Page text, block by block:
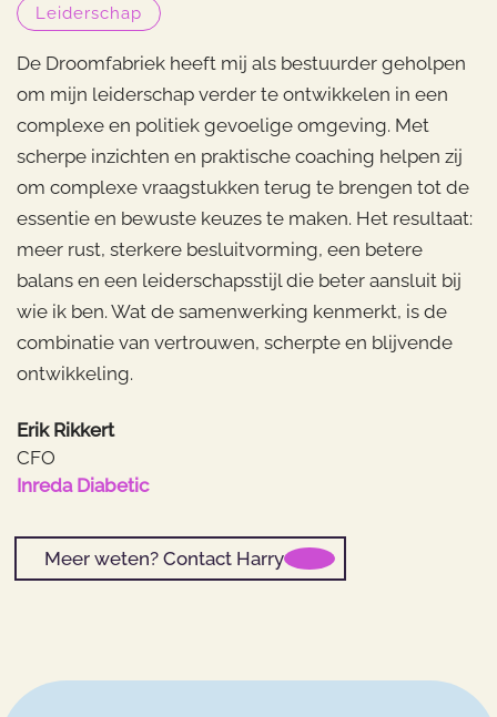
Leiderschap
De Droomfabriek heeft mij als bestuurder geholpen
om mijn leiderschap verder te ontwikkelen in een
complexe en politiek gevoelige omgeving. Met
scherpe inzichten en praktische coaching helpen zij
om complexe vraagstukken terug te brengen tot de
essentie en bewuste keuzes te maken. Het resultaat:
meer rust, sterkere besluitvorming, een betere
balans en een leiderschapsstijl die beter aansluit bij
wie ik ben. Wat de samenwerking kenmerkt, is de
combinatie van vertrouwen, scherpte en blijvende
ontwikkeling.
Erik Rikkert
CFO
Inreda Diabetic
Meer weten? Contact Harry